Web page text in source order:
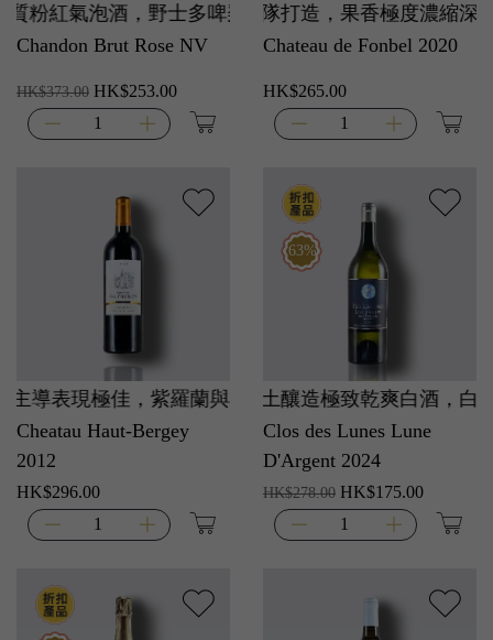
氣泡酒，野士多啤梨與紅桑子果香爆發，酸度清爽，
Chandon Brut Rose NV
HK$373.00 HK$253.00
三年靚年神話！奧松莊團隊打造，果香極度濃縮深沉，
Chateau de Fonbel 2020
HK$265.00
現極佳，紫羅蘭與標誌性煙燻香氣迷人，單寧軟化似
Cheatau Haut-Bergey
2012
HK$296.00
63%
親自操刀！蘇玳產區風土釀造極致乾爽白酒，白桃與
Clos des Lunes Lune
D'Argent 2024
HK$278.00 HK$175.00